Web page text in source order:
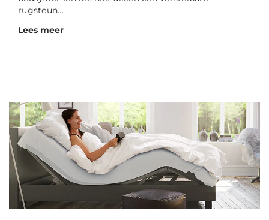
rugsteun...
Lees meer